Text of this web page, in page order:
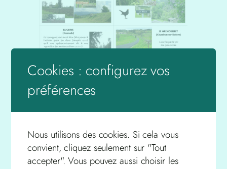
Des animaux qui chantent
Les attaques du loup au XIX
siècle à St Germain l’Herm
Cookies : configurez vos
préférences
Nous utilisons des cookies. Si cela vous
convient, cliquez seulement sur "Tout
accepter". Vous pouvez aussi choisir les